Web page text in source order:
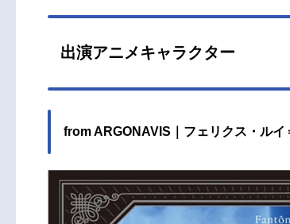
出演アニメキャラクター
from ARGONAVIS｜フェリクス・ルイ